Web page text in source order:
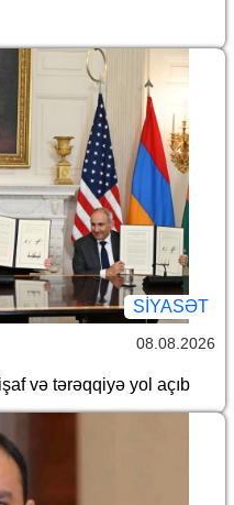
SİYASƏT
08.08.2026
və tərəqqiyə yol açıb